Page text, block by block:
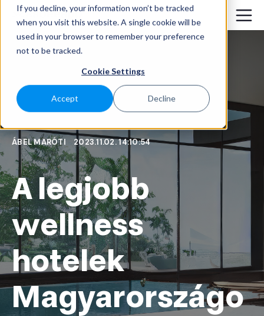
If you decline, your information won’t be tracked
when you visit this website. A single cookie will be
used in your browser to remember your preference
not to be tracked.
Cookie Settings
Accept Decline
ÁBEL MARÓTI 2023.11.02. 14:10:54
A legjobb
wellness
hotelek
Magyarországo